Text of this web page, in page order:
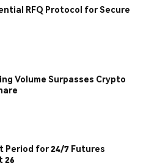
RFQ Protocol for Secure
Volume Surpasses Crypto
Period for 24/7 Futures
26